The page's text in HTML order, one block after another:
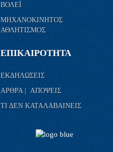
ΒΟΛΕΪ
ΜΗΧΑΝΟΚΙΝΗΤΟΣ
ΑΘΛΗΤΙΣΜΟΣ
ΕΠΙΚΑΙΡΟΤΗΤΑ
ΕΚΔΗΛΩΣΕΙΣ
ΑΡΘΡΑ | ΑΠΟΨΕΙΣ
ΤΙ ΔΕΝ ΚΑΤΑΛΑΒΑΙΝΕΙΣ